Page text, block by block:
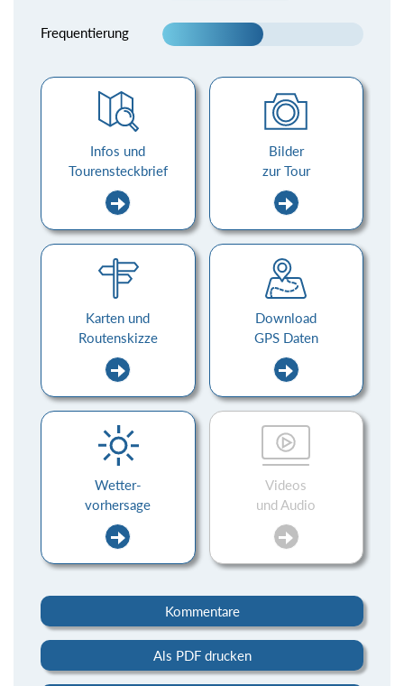
Frequentierung
Infos und
Tourensteckbrief
Bilder
zur Tour
Karten und
Routenskizze
Download
GPS Daten
Wetter-
vorhersage
Videos
und Audio
Kommentare
Als PDF drucken